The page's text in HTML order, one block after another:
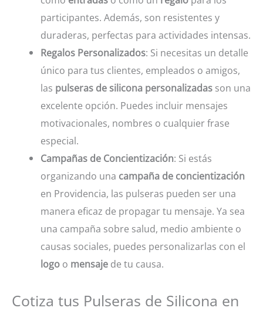
participantes. Además, son resistentes y
duraderas, perfectas para actividades intensas.
Regalos Personalizados: Si necesitas un detalle
único para tus clientes, empleados o amigos,
las pulseras de silicona personalizadas son una
excelente opción. Puedes incluir mensajes
motivacionales, nombres o cualquier frase
especial.
Campañas de Concientización: Si estás
organizando una campaña de concientización
en Providencia, las pulseras pueden ser una
manera eficaz de propagar tu mensaje. Ya sea
una campaña sobre salud, medio ambiente o
causas sociales, puedes personalizarlas con el
logo o mensaje de tu causa.
Cotiza tus Pulseras de Silicona en